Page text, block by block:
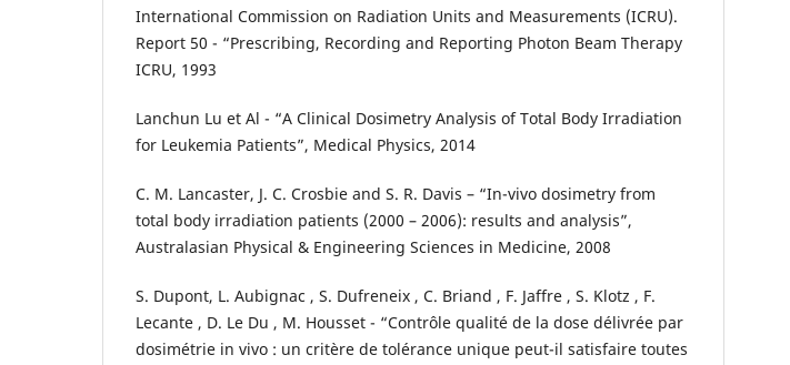
International Commission on Radiation Units and Measurements (ICRU).
Report 50 - “Prescribing, Recording and Reporting Photon Beam Therapy
ICRU, 1993
Lanchun Lu et Al - “A Clinical Dosimetry Analysis of Total Body Irradiation
for Leukemia Patients”, Medical Physics, 2014
C. M. Lancaster, J. C. Crosbie and S. R. Davis – “In-vivo dosimetry from
total body irradiation patients (2000 – 2006): results and analysis”,
Australasian Physical & Engineering Sciences in Medicine, 2008
S. Dupont, L. Aubignac , S. Dufreneix , C. Briand , F. Jaffre , S. Klotz , F.
Lecante , D. Le Du , M. Housset - “Contrôle qualité de la dose délivrée par
dosimétrie in vivo : un critère de tolérance unique peut-il satisfaire toutes